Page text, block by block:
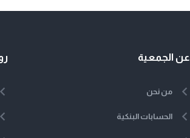
عن الجمعية
من نحن
الحسابات البنكية